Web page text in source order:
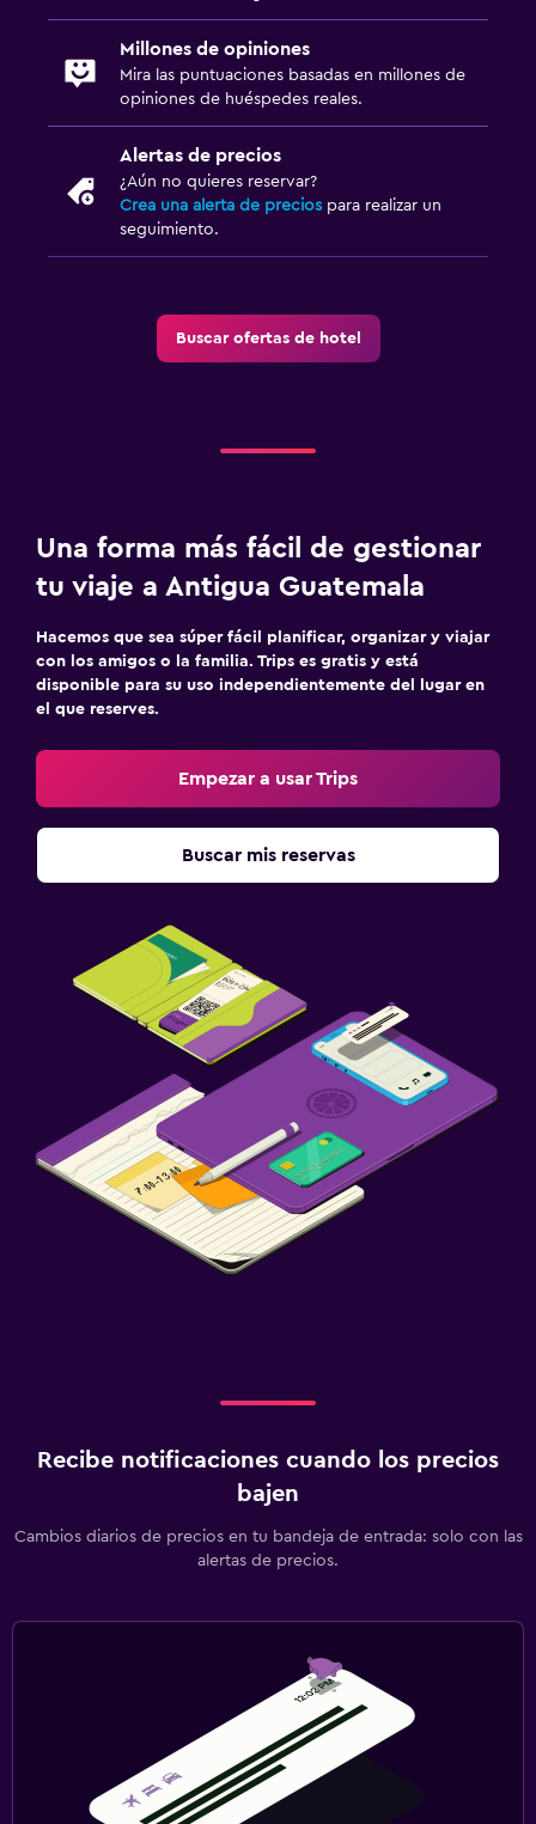
Millones de opiniones
Mira las puntuaciones basadas en millones de
opiniones de huéspedes reales.
Alertas de precios
¿Aún no quieres reservar?
Crea una alerta de precios para realizar un
seguimiento.
Buscar ofertas de hotel
Una forma más fácil de gestionar
tu viaje a Antigua Guatemala
Hacemos que sea súper fácil planificar, organizar y viajar
con los amigos o la familia. Trips es gratis y está
disponible para su uso independientemente del lugar en
el que reserves.
Empezar a usar Trips
Buscar mis reservas
Recibe notificaciones cuando los precios
bajen
Cambios diarios de precios en tu bandeja de entrada: solo con las
alertas de precios.